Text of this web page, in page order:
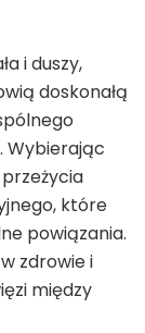
i duszy,
doskonałą
Wybierając
które
powiązania.
zdrowie i
między